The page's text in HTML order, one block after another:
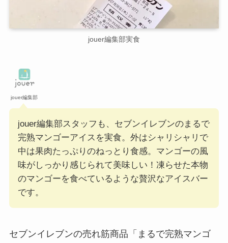
jouer編集部実食
jouer編集部
jouer編集部スタッフも、セブンイレブンのまるで
完熟マンゴーアイスを実食。外はシャリシャリで
中は果肉たっぷりのねっとり食感。マンゴーの風
味がしっかり感じられて美味しい！凍らせた本物
のマンゴーを食べているような贅沢なアイスバー
です。
セブンイレブンの売れ筋商品「まるで完熟マンゴ